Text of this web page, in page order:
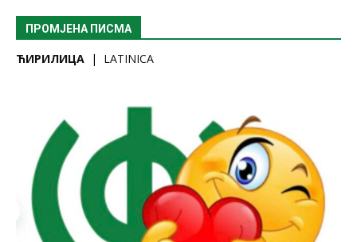
ПРОМЈЕНА ПИСМА
ЋИРИЛИЦА | LATINICA